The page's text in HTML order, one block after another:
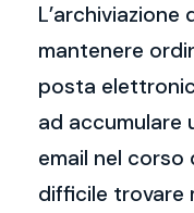
L’archiviazione
mantenere
posta
ad accumulare
email nel
difficile trovare